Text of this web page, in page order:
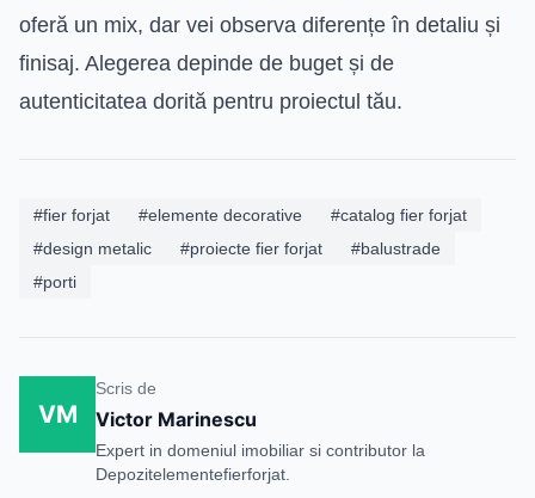
oferă un mix, dar vei observa diferențe în detaliu și
finisaj. Alegerea depinde de buget și de
autenticitatea dorită pentru proiectul tău.
#fier forjat #elemente decorative
#catalog fier forjat
#design metalic
#proiecte fier forjat
#balustrade
#porti
VM
Scris de
Victor Marinescu
Expert in domeniul imobiliar si contributor la
Depozitelementefierforjat.